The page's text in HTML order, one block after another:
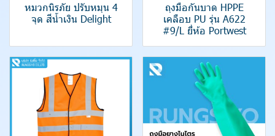
หมวกนิรภัย ปรับหมุน 4
จุด สีน้ำเงิน Delight
ถุงมือกันบาด HPPE
เคลือบ PU รุ่น A622
#9/L ยี่ห้อ Portwest